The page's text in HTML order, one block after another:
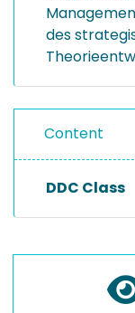
des
Content
DDC Class